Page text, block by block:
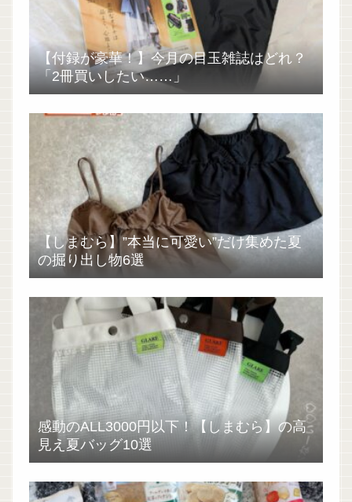
【付録が豪華！】今月の目玉雑誌はどれ？
「2冊買いしたい……」
【しまむら】”本当に可愛い”だけ集めた夏
の掘り出し物6選
感動のALL3000円以下！【しまむら】の高
見え夏バッグ10選